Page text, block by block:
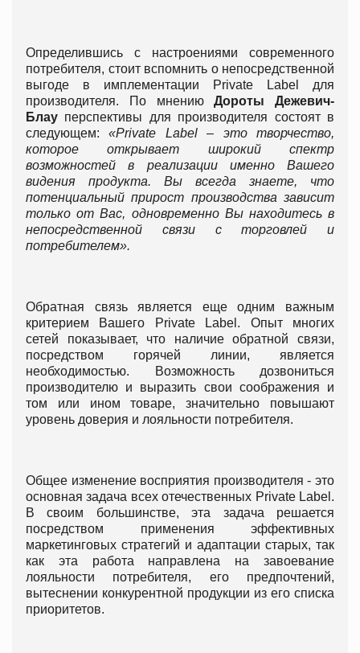
Определившись с настроениями современного
потребителя, стоит вспомнить о непосредственной
выгоде в имплементации Private Label для
производителя. По мнениюДороты Дежевич-
Блау перспективы для производителя состоят в
следующем:«Private Label – это творчество,
которое открывает широкий спектр
возможностей в реализации именно Вашего
видения продукта. Вы всегда знаете, что
потенциальный прирост производства зависит
только от Вас, одновременно Вы находитесь в
непосредственной связи с торговлей и
потребителем».
Обратная связь является еще одним важным
критерием Вашего Private Label. Опыт многих
сетей показывает, что наличие обратной связи,
посредством горячей линии, является
необходимостью. Возможность дозвониться
производителю и выразить свои соображения и
том или ином товаре, значительно повышают
уровень доверия и лояльности потребителя.
Общее изменение восприятия производителя - это
основная задача всех отечественных Privatе Label.
В своим большинстве, эта задача решается
посредством применения эффективных
маркетинговых стратегий и адаптации старых, так
как эта работа направлена на завоевание
лояльности потребителя, его предпочтений,
вытеснении конкурентной продукции из его списка
приоритетов.